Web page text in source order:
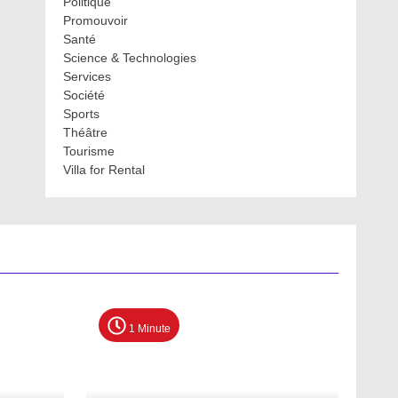
Promouvoir
Santé
Science & Technologies
Services
Société
Sports
Théâtre
Tourisme
Villa for Rental
1 Minute